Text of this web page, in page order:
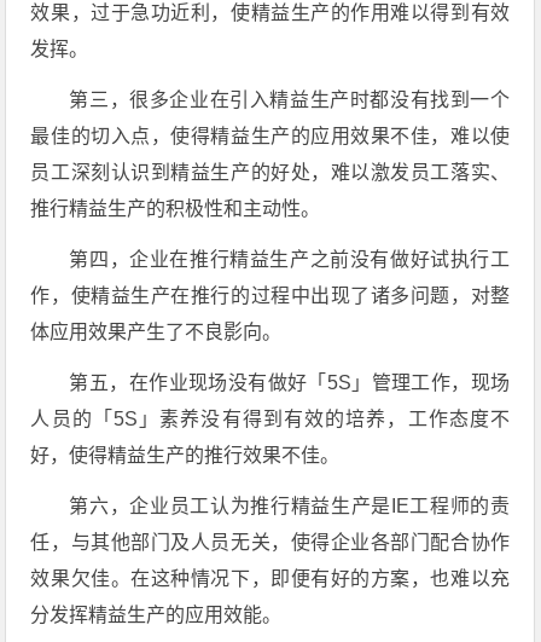
效果，过于急功近利，使精益生产的作用难以得到有效
发挥。
第三，很多企业在引入精益生产时都没有找到一个
最佳的切入点，使得精益生产的应用效果不佳，难以使
员工深刻认识到精益生产的好处，难以激发员工落实、
推行精益生产的积极性和主动性。
第四，企业在推行精益生产之前没有做好试执行工
作，使精益生产在推行的过程中出现了诸多问题，对整
体应用效果产生了不良影向。
第五，在作业现场没有做好「5S」管理工作，现场
人员的「5S」素养没有得到有效的培养，工作态度不
好，使得精益生产的推行效果不佳。
第六，企业员工认为推行精益生产是IE工程师的责
任，与其他部门及人员无关，使得企业各部门配合协作
效果欠佳。在这种情况下，即便有好的方案，也难以充
分发挥精益生产的应用效能。